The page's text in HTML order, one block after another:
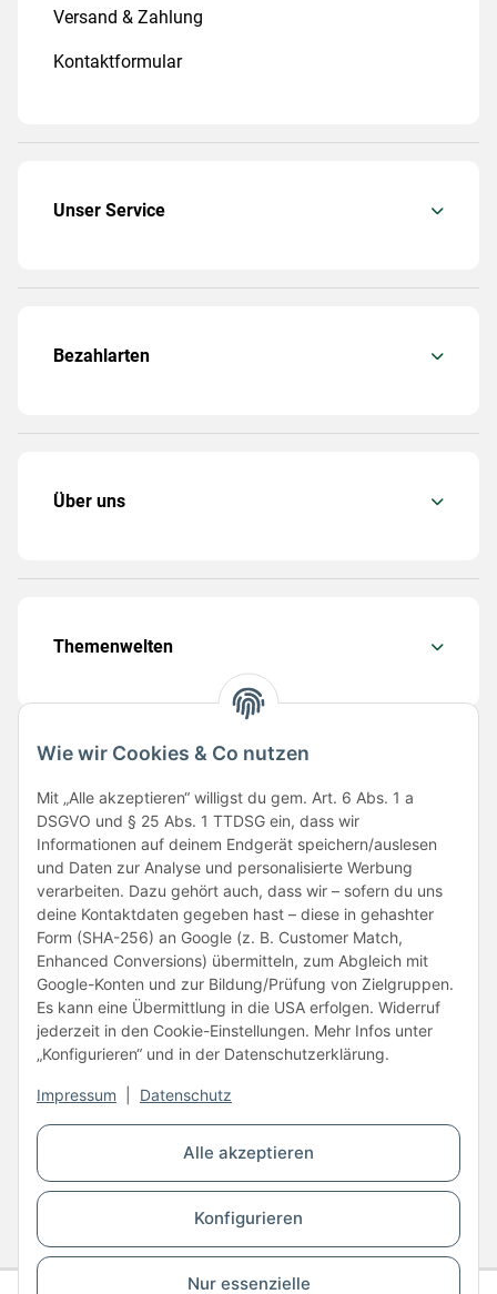
Alle akzeptieren
Konfigurieren
Nur essenzielle
Wie wir Cookies & Co nutzen
Mit „Alle akzeptieren“ willigst du gem. Art. 6 Abs. 1 a
DSGVO und § 25 Abs. 1 TTDSG ein, dass wir
Informationen auf deinem Endgerät speichern/auslesen
und Daten zur Analyse und personalisierte Werbung
verarbeiten. Dazu gehört auch, dass wir – sofern du uns
deine Kontaktdaten gegeben hast – diese in gehashter
Form (SHA-256) an Google (z. B. Customer Match,
Enhanced Conversions) übermitteln, zum Abgleich mit
Google-Konten und zur Bildung/Prüfung von Zielgruppen.
Es kann eine Übermittlung in die USA erfolgen. Widerruf
jederzeit in den Cookie-Einstellungen. Mehr Infos unter
„Konfigurieren“ und in der Datenschutzerklärung.
Impressum Datenschutz
Versand & Zahlung
Kontaktformular
Unser Service
Bezahlarten
Über uns
Themenwelten
Folge uns
Unsere Partner
Vertrag widerrufen
* Alle Preise inkl. gesetzlicher USt., zzgl.Versand
© Copyright © 2026 www.kartons24.de
BB-Verpackungen GmbH
- Brendelweg 167, 27755 Delmenhorst - Telefon:
+49 (0)4221 42165 30